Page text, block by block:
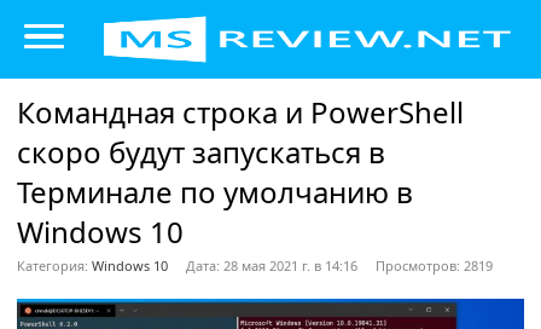
Командная строка и PowerShell
скоро будут запускаться в
Терминале по умолчанию в
Windows 10
Категория: Windows 10 Дата: 28 мая 2021 г. в 14:16 Просмотров: 2819